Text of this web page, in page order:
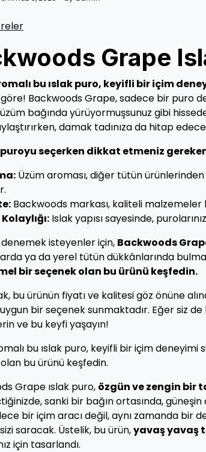
Grape
bu ıslak puro, keyifli bir içim
Backwoods Grape, sadece bir puro
bağında yürüyormuşsunuz gibi
damak tadınıza da hitap
puroyu seçerken dikkat etmeniz
Üzüm aroması, diğer tütün
Backwoods markası, kaliteli
Islak yapısı sayesinde,
denemek isteyenler için, Backwoods
ya da yerel tütün dükkânlarında
bir seçenek olan bu ürünü keşfedin.
bu ürünün fiyatı ve kalitesi göz önüne
bir seçenek sunmaktadır. Eğer siz
ve bu keyfi yaşayın!
bu ıslak puro, keyifli bir içim
bu ürünü keşfedin.
Grape ıslak puro, özgün ve zengin bir
sanki bir bağın ortasında,
bir içim aracı değil, aynı zamanda bir
saracak. Üstelik, bu ürün,yavaş yavaş
için tasarlandı.